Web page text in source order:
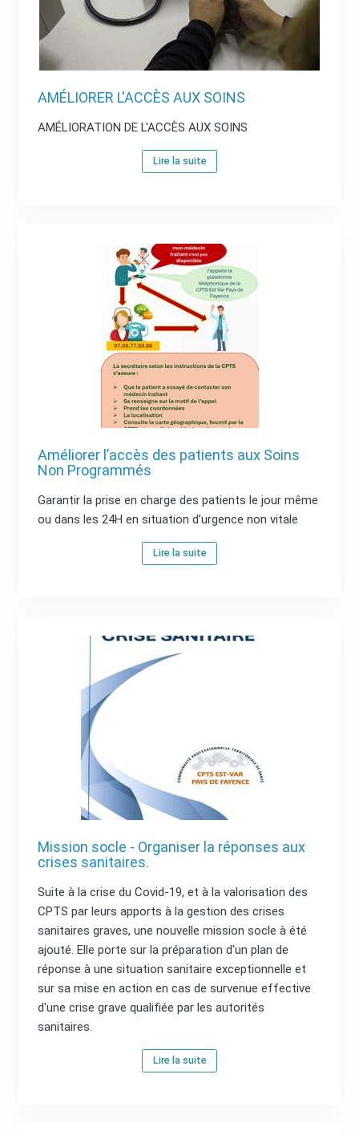
AMÉLIORER L'ACCÈS AUX SOINS
AMÉLIORATION DE L'ACCÈS AUX SOINS
Lire la suite
Améliorer l’accès des patients aux Soins
Non Programmés
Garantir la prise en charge des patients le jour même
ou dans les 24H en situation d’urgence non vitale
Lire la suite
Mission socle - Organiser la réponses aux
crises sanitaires.
Suite à la crise du Covid-19, et à la valorisation des
CPTS par leurs apports à la gestion des crises
sanitaires graves, une nouvelle mission socle à été
ajouté. Elle porte sur la préparation d'un plan de
réponse à une situation sanitaire exceptionnelle et
sur sa mise en action en cas de survenue effective
d'une crise grave qualifiée par les autorités
sanitaires.
Lire la suite